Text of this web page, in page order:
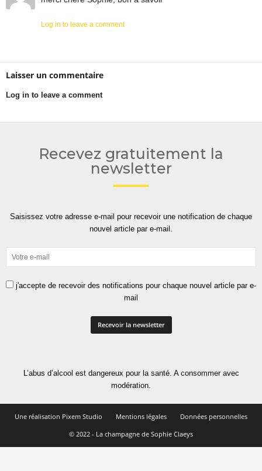
Log in to leave a comment
Laisser un commentaire
Log in to leave a comment
Recevez gratuitement la
newsletter
Saisissez votre adresse e-mail pour recevoir une notification de chaque
nouvel article par e-mail.
j'accepte de recevoir des notifications pour chaque nouvel article par e-
mail
L’abus d’alcool est dangereux pour la santé. A consommer avec
modération.
Une réalisation Pixem Studio Mentions légales
Données personnelles
© 2022 - La champagne de Sophie Claeys